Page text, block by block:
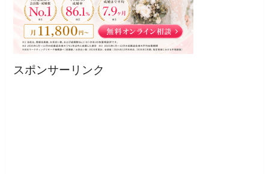
スポンサーリンク